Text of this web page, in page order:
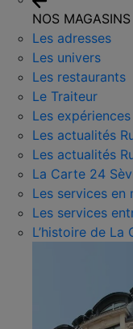
NOS MAGASINS
Les adresses
Les univers
Les restaurants
Le Traiteur
Les
Les actualités
Les actualités
La Carte 24
Les services en
Les services
L’histoire de La